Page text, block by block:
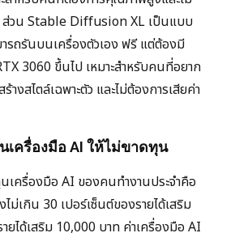
ส่วน Stable Diffusion XL เป็นแบบ
รถรันบนเครื่องตัวเอง ฟรี แต่ต้องมี
3060 ขึ้นไป เหมาะสำหรับคนที่อยาก
างสไตล์เฉพาะตัว และไม่ต้องการเสียค่า
เครื่องมือ AI ให้ไม่ขาดทุน
เครื่องมือ AI ของคนทำงานประจำคือ
ไม่เกิน 30 เปอร์เซ็นต์ของรายได้เสริม
ยได้เสริม 10,000 บาท ค่าเครื่องมือ AI